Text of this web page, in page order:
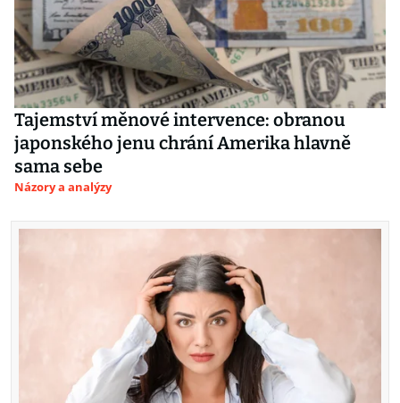
Tajemství měnové intervence: obranou
japonského jenu chrání Amerika hlavně
sama sebe
Názory a analýzy